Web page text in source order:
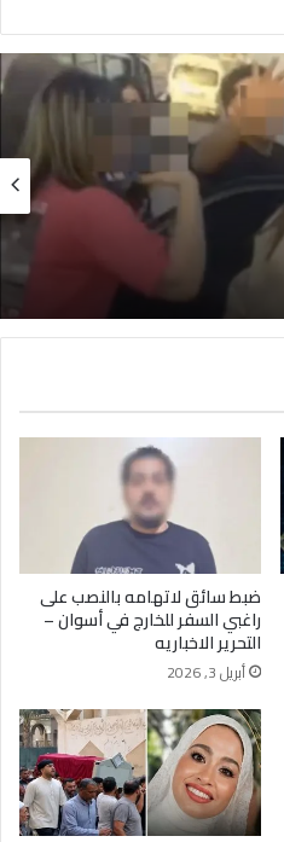
بواقعة الفعل الفاضح
ضبط سائق لاتهامه بالنصب على
راغبي السفر للخارج في أسوان –
التحرير الاخباريه
أبريل 3, 2026